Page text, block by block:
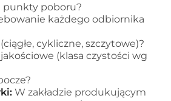
punkty poboru?
każdego odbiornika
cykliczne, szczytowe)?
(klasa czystości wg
W zakładzie produkującym